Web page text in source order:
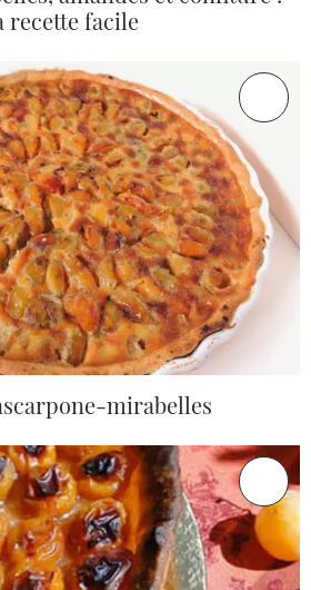
recette facile
mirabelles